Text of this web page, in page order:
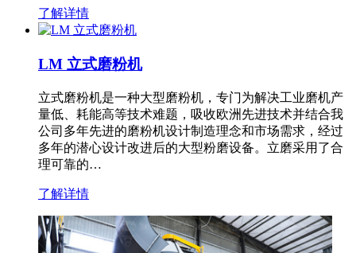
了解详情
LM 立式磨粉机
立式磨粉机是一种大型磨粉机，专门为解决工业磨机产
量低、耗能高等技术难题，吸收欧洲先进技术并结合我
公司多年先进的磨粉机设计制造理念和市场需求，经过
多年的潜心设计改进后的大型粉磨设备。立磨采用了合
理可靠的…
了解详情